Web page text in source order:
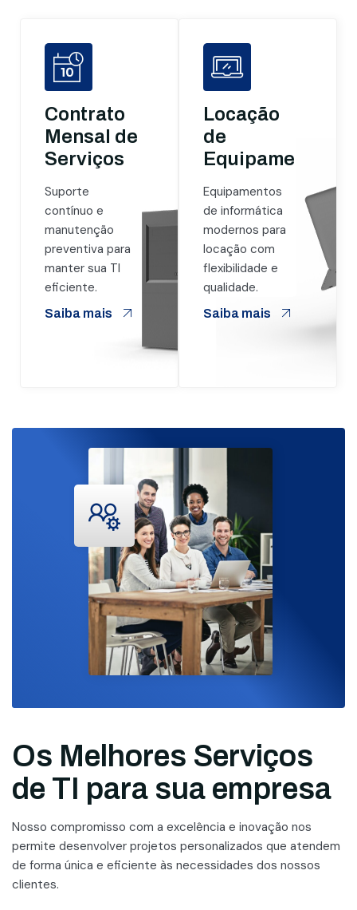
Contrato
Mensal de
Serviços
Suporte
contínuo e
manutenção
preventiva para
manter sua TI
eficiente.
Saiba mais
Locação
de
Equipamentos
Equipamentos
de informática
modernos para
locação com
flexibilidade e
qualidade.
Saiba mais
Os Melhores Serviços
de TI para sua empresa
Nosso compromisso com a excelência e inovação nos
permite desenvolver projetos personalizados que atendem
de forma única e eficiente às necessidades dos nossos
clientes.